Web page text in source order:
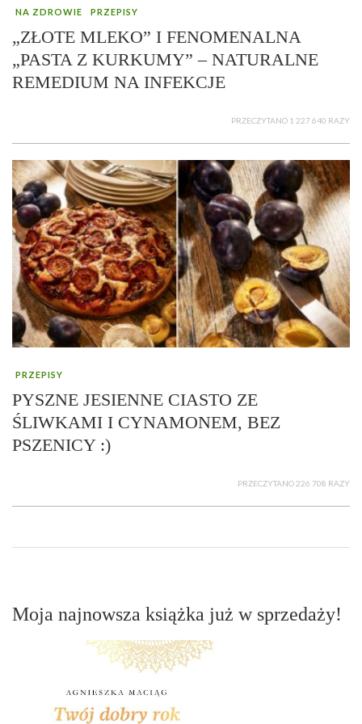
NA ZDROWIE PRZEPISY
„ZŁOTE MLEKO” I FENOMENALNA
„PASTA Z KURKUMY” – NATURALNE
REMEDIUM NA INFEKCJE
PRZECZYTANO 1 227 640 RAZY
PRZEPISY
PYSZNE JESIENNE CIASTO ZE
ŚLIWKAMI I CYNAMONEM, BEZ
PSZENICY :)
PRZECZYTANO 226 708 RAZY
Moja najnowsza książka już w sprzedaży!